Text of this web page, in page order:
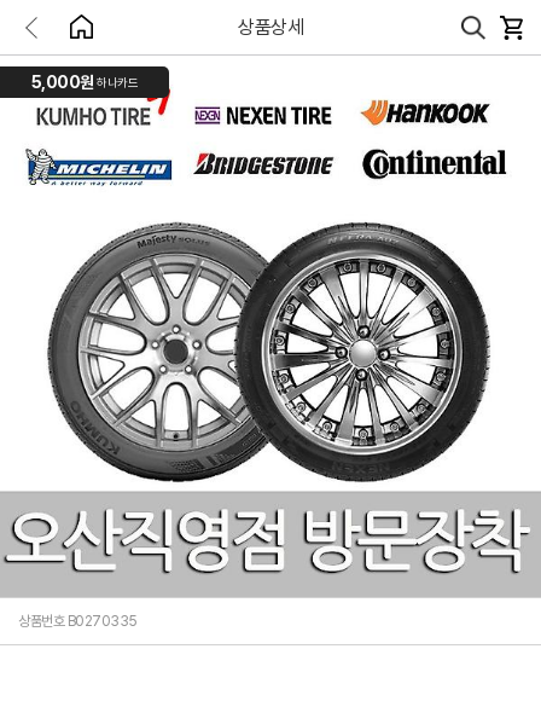
상품상세
5,000원 하나카드
상품번호 B0270335